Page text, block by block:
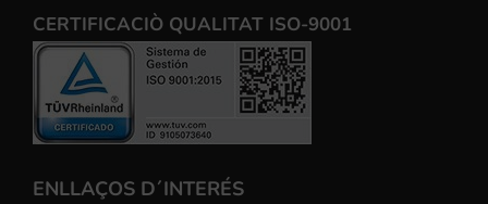
CERTIFICACIÒ QUALITAT ISO-9001
ENLLAÇOS D´INTERÉS